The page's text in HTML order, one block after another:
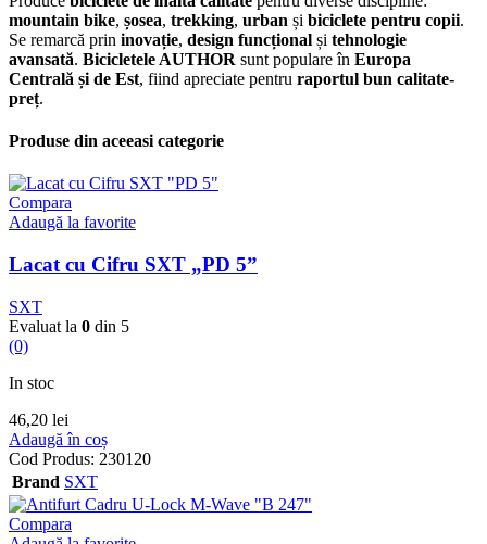
mountain bike, șosea, trekking, urban și biciclete pentru copii.
Se remarcă prin inovație, design funcțional și tehnologie
avansată. Bicicletele AUTHOR sunt populare în Europa
Centrală și de Est, fiind apreciate pentru raportul bun calitate-
preț.
Produse din aceeasi categorie
Compara
Adaugă la favorite
Lacat cu Cifru SXT „PD 5”
SXT
Evaluat la 0 din 5
(0)
In stoc
46,20 lei
Adaugă în coș
Cod Produs: 230120
Brand SXT
Compara